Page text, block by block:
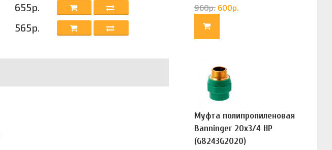
655р.
565р.
960р. 600р.
Муфта полипропиленовая
Banninger 20х3/4 НР
(G8243G2020)